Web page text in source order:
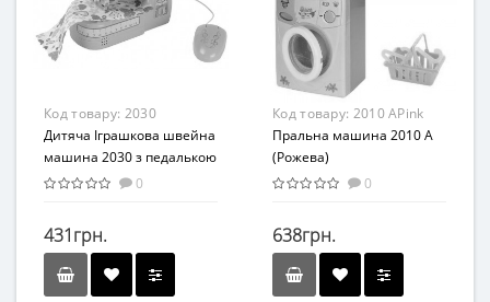
От 3-х лет
Материал
Дерево
Код товару: 2030
Дитяча Іграшкова швейна
машина 2030 з педалькою
0
431грн.
Код товару: 2010 АPink
Пральна машина 2010 А
(Рожева)
0
638грн.